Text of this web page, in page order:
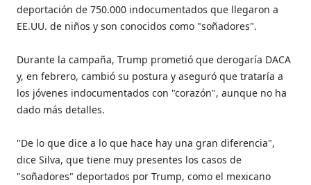
deportación de 750.000 indocumentados que llegaron a
EE.UU. de niños y son conocidos como "soñadores".
Durante la campaña, Trump prometió que derogaría DACA
y, en febrero, cambió su postura y aseguró que trataría a
los jóvenes indocumentados con "corazón", aunque no ha
dado más detalles.
"De lo que dice a lo que hace hay una gran diferencia",
dice Silva, que tiene muy presentes los casos de
"soñadores" deportados por Trump, como el mexicano